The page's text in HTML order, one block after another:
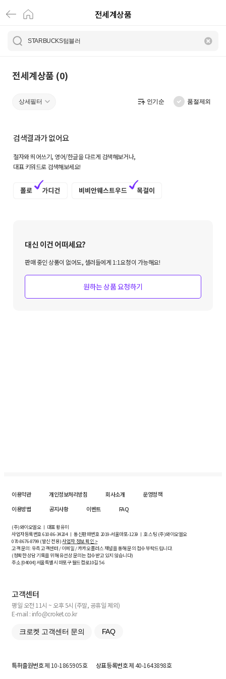
전
세
상
로
켓
전세계상품
전세계상품 (0)
상세필터 인기순 품절제외
검색결과가 없어요
철자와 띄어쓰기, 영어/한글을 다르게 검색해보거나,
대표 키워드로 검색해보세요!
대신 이건 어떠세요?
판매 중인 상품이 없어도, 셀러들에게 1:1요청이 가능해요!
원하는 상품 요청하기
이용약관 개인정보처리방침 회사소개
운영정책
이용방법
공지사항 이벤트 FAQ
(주)와이오엘오 ㅣ 대표 황유미
사업자등록번호610-86-34204ㅣ 통신판매번호 2019-서울마포-1239 ㅣ 호스팅 (주)와이오엘오
070-8676-8799 (발신 전용)사업자 정보 확인 >
고객 문의: 우측 고객센터 / 이메일 / 카카오플러스 채널을 통해 문의 접수 부탁드립니다.
(정확한 상담 기록을 위해 유선상 문의는 접수받고 있지 않습니다)
주소 [04004] 서울특별시 마포구 월드컵로10길5-6
고객센터
평일 오전 11시 ~ 오후 5시 (주말, 공휴일 제외)
E-mail : info@croket.co.kr
크로켓 고객센터 문의 FAQ
특허출원번호제 10-1865905호 상표등록번호제 40-1643898호